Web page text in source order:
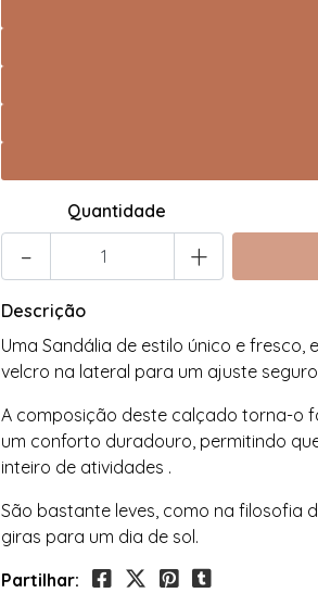
Quantidade
- +
Descrição
Uma Sandália de estilo único e
velcro na lateral para um ajuste
A composição deste calçado torna-o
um conforto duradouro, permitindo
inteiro de atividades .
São bastante leves, como na filosofia
giras para um dia de sol.
Partilhar: